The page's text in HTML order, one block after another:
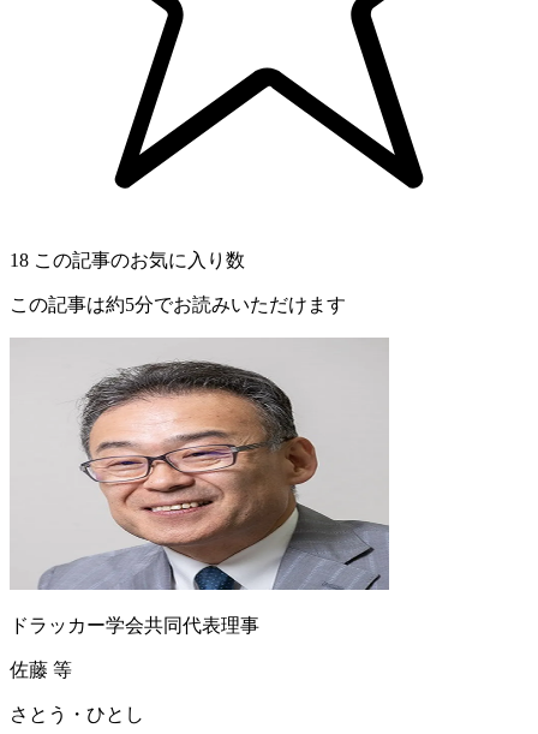
18 この記事のお気に入り数
この記事は約5分でお読みいただけます
ドラッカー学会共同代表理事
佐藤 等
さとう・ひとし